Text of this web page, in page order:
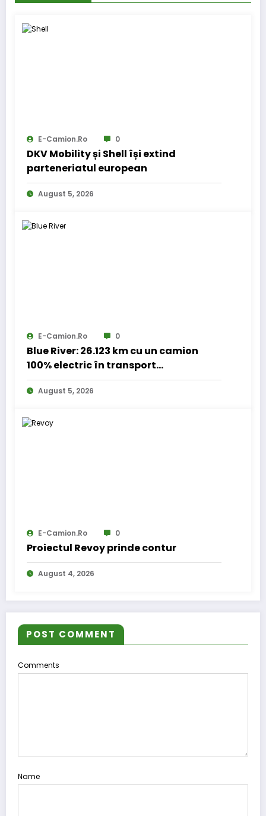
E-Camion.ro 0
DKV Mobility și Shell își extind
parteneriatul european
August 5, 2026
E-Camion.ro 0
Blue River: 26.123 km cu un camion
100% electric în transport
internațional
August 5, 2026
E-Camion.ro 0
Proiectul Revoy prinde contur
August 4, 2026
POST COMMENT
Comments
Name